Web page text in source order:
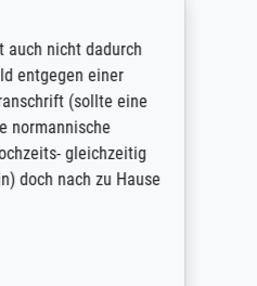
auch nicht dadurch
entgegen einer
(sollte eine
normannische
gleichzeitig
doch nach zu Hause